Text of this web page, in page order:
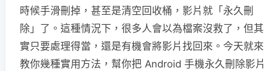
時候手滑刪掉，甚至是清空回收桶，影片就「永久刪
除」了。這種情況下，很多人會以為檔案沒救了，但其
實只要處理得當，還是有機會將影片找回來。今天就來
教你幾種實用方法，幫你把 Android 手機永久刪除影片